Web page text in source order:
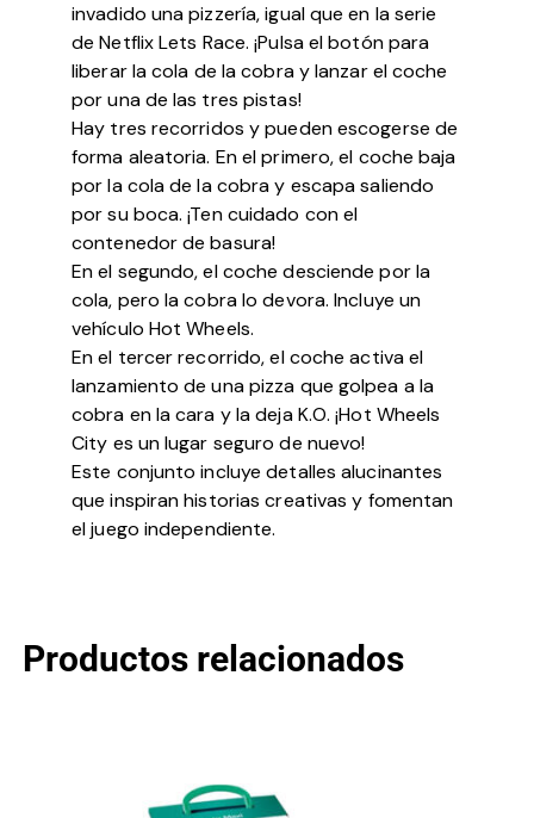
invadido una pizzería, igual que en la serie
de Netflix Lets Race. ¡Pulsa el botón para
liberar la cola de la cobra y lanzar el coche
por una de las tres pistas!
Hay tres recorridos y pueden escogerse de
forma aleatoria. En el primero, el coche baja
por la cola de la cobra y escapa saliendo
por su boca. ¡Ten cuidado con el
contenedor de basura!
En el segundo, el coche desciende por la
cola, pero la cobra lo devora. Incluye un
vehículo Hot Wheels.
En el tercer recorrido, el coche activa el
lanzamiento de una pizza que golpea a la
cobra en la cara y la deja K.O. ¡Hot Wheels
City es un lugar seguro de nuevo!
Este conjunto incluye detalles alucinantes
que inspiran historias creativas y fomentan
el juego independiente.
Productos relacionados